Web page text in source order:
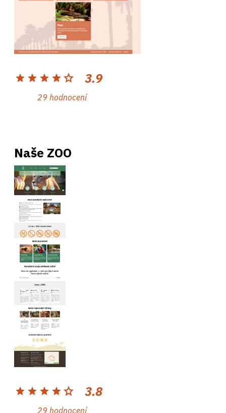
star star star starstar 3.9
29 hodnocení
Naše ZOO
star star star starstar 3.8
29 hodnocení